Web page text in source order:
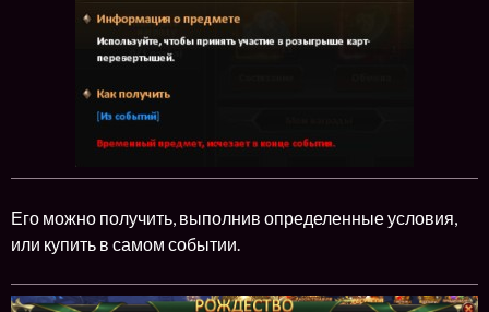
Его можно получить, выполнив определенные условия,
или купить в самом событии.